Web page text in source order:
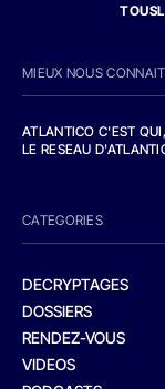
MIEUX NOUS
ATLANTICO C'EST
LE RESEAU
CATEGORIES
DECRYPTAGES
DOSSIERS
RENDEZ-VOUS
VIDEOS